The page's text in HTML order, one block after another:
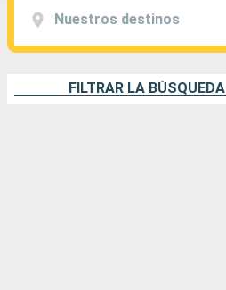
Nuestros destinos
FILTRAR LA BÚSQUEDA